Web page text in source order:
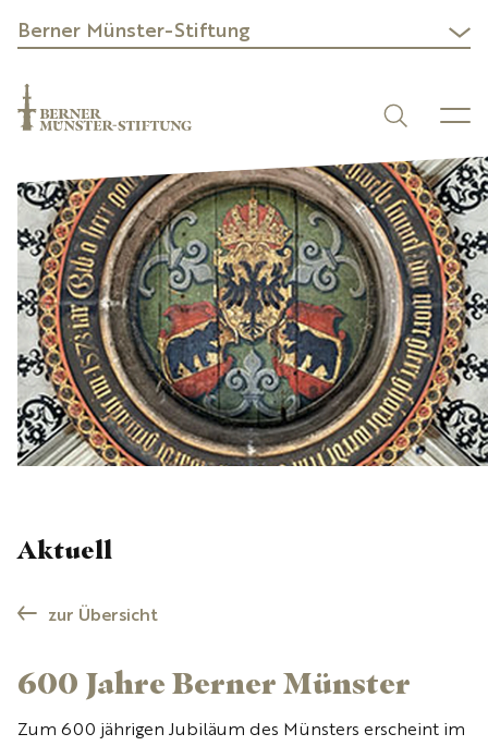
Berner Münster-Stiftung
Aktuell
zur Übersicht
600 Jahre Berner Münster
Zum 600 jährigen Jubiläum des Münsters erscheint im